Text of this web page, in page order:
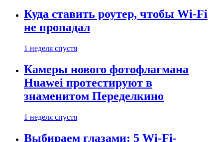
Куда ставить роутер, чтобы Wi-Fi
не пропадал
1 неделя спустя
Камеры нового фотофлагмана
Huawei протестируют в
знаменитом Переделкино
1 неделя спустя
Выбираем глазами: 5 Wi-Fi-